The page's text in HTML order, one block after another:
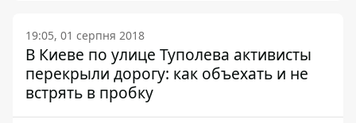
19:05, 01 серпня 2018
В Киеве по улице Туполева активисты
перекрыли дорогу: как объехать и не
встрять в пробку